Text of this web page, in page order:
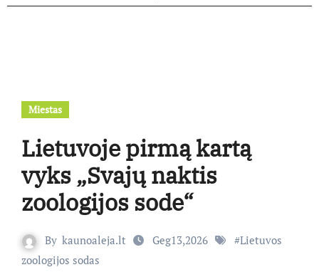
Miestas
Lietuvoje pirmą kartą
vyks „Svajų naktis
zoologijos sode“
By kaunoaleja.lt Geg13,2026 #Lietuvos
zoologijos sodas